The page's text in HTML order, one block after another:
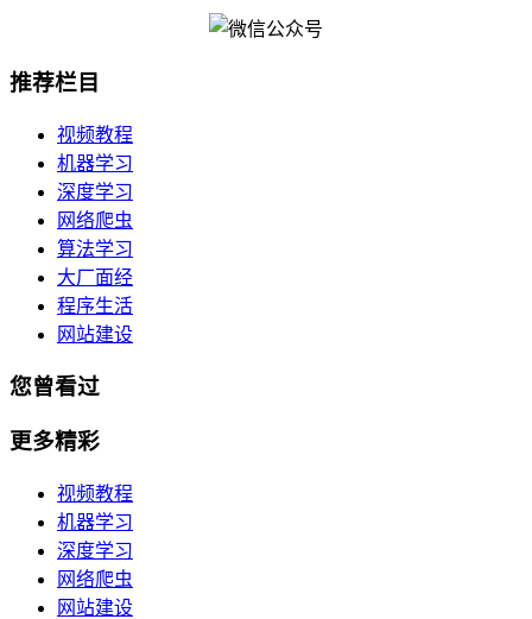
推荐栏目
视频教程
机器学习
深度学习
网络爬虫
算法学习
大厂面经
程序生活
网站建设
您曾看过
更多精彩
视频教程
机器学习
深度学习
网络爬虫
网站建设